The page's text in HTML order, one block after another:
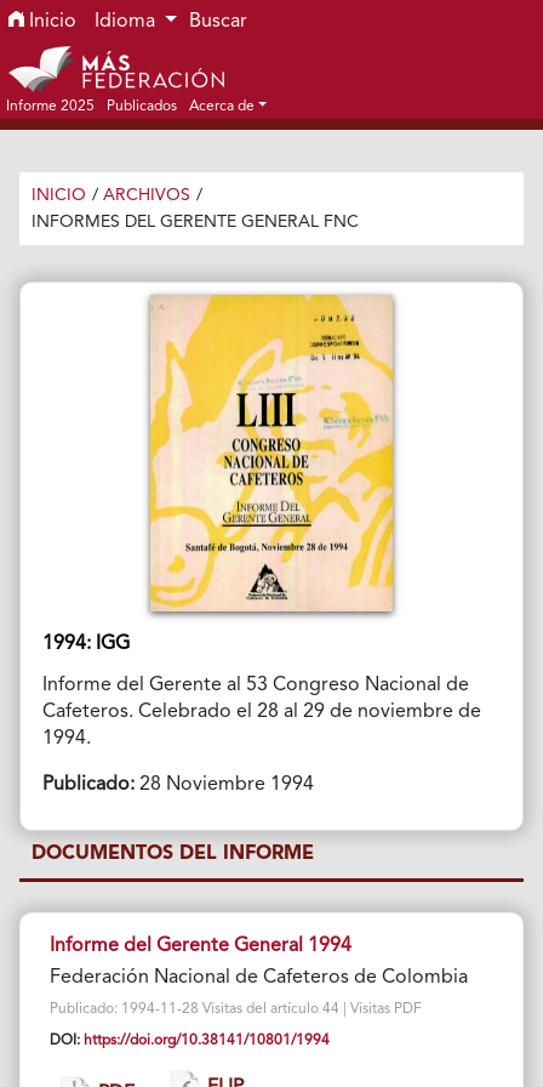
Ir al menú de navegación principal
Ir al contenido principal
Ir al pie de página del sitio
Inicio Idioma Buscar
Informe 2025 Publicados Acerca de
INICIO / ARCHIVOS /
INFORMES DEL GERENTE GENERAL FNC
1994: IGG
Informe del Gerente al 53 Congreso Nacional de
Cafeteros. Celebrado el 28 al 29 de noviembre de
1994.
Publicado:28 Noviembre 1994
DOCUMENTOS DEL INFORME
Informe del Gerente General 1994
Federación Nacional de Cafeteros de Colombia
Publicado: 1994-11-28 Visitas del artículo 44 | Visitas PDF
DOI: https://doi.org/10.38141/10801/1994